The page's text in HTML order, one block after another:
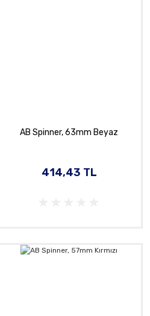
AB Spinner, 63mm Beyaz
414,43 TL